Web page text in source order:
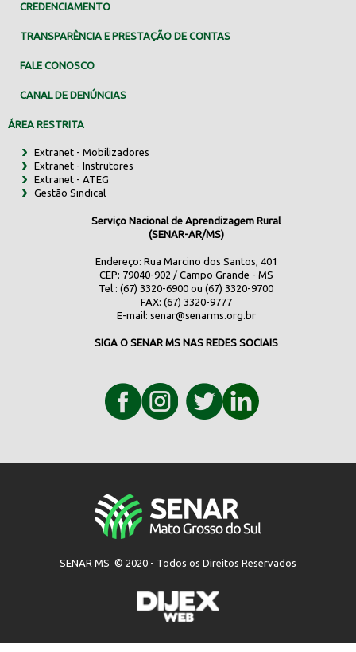
CREDENCIAMENTO
TRANSPARÊNCIA E PRESTAÇÃO DE CONTAS
FALE CONOSCO
CANAL DE DENÚNCIAS
ÁREA RESTRITA
Extranet - Mobilizadores
Extranet - Instrutores
Extranet - ATEG
Gestão Sindical
Serviço Nacional de Aprendizagem Rural
(SENAR-AR/MS)
Endereço: Rua Marcino dos Santos, 401
CEP: 79040-902 / Campo Grande - MS
Tel.: (67) 3320-6900 ou (67) 3320-9700
FAX: (67) 3320-9777
E-mail: senar@senarms.org.br
SIGA O SENAR MS NAS REDES SOCIAIS
SENAR MS © 2020 - Todos os Direitos Reservados